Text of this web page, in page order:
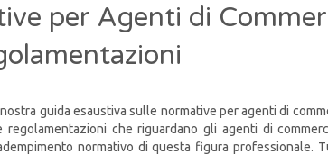
per Agenti di
guida esaustiva sulle normative per agenti di
regolamentazioni che riguardano gli agenti di
normativo di questa figura professionale.